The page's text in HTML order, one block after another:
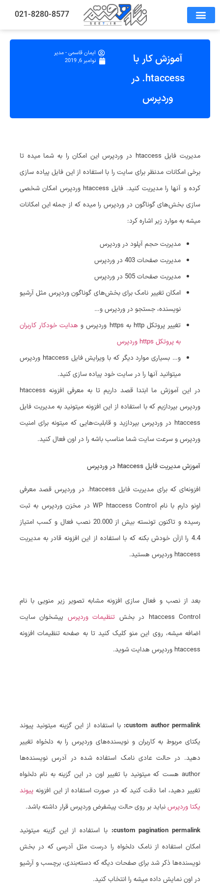
021-8280-8577
آموزش کار با
htaccess. در
وردپرس
ایمان قاسمی - مدیر
نوامبر 6, 2019
مدیریت فایل htaccess در وردپرس این امکان را به شما میده تا
برخی امکانات مدنظر برای سایت را با استفاده از این فایل پیاده سازی
کرده و آنها را مدیریت کنید. فایل htaccess وردپرس امکان شخصی
سازی بخش‌های گوناگون در وردپرس را میده که از جمله این امکانات
میشه به موارد زیر اشاره کرد:
مدیریت حجم آپلود در وردپرس
مدیریت صفحات 403 در وردپرس
مدیریت صفحات 505 در وردپرس
امکان تغییر نامک برای بخش‌های گوناگون وردپرس مثل آرشیو
نویسنده، جستجو در وردپرس و…
تغییر پروتکل http به https وردپرس و
هدایت خودکار کاربران
به پروتکل https وردپرس
و… بسیاری موارد دیگر که با ویرایش فایل htaccess وردپرس
میتوانید آنها را در سایت خود پیاده سازی کنید.
در این آموزش ما ابتدا قصد داریم تا به معرفی افزونه htaccess
وردپرس بپردازیم که با استفاده از این افزونه میتونید به مدیریت فایل
htaccess در وردپرس بپردازید و قابلیت‌هایی که میتونه برای امنیت
وردپرس و سرعت سایت شما مناسب باشه را در اون فعال کنید.
آموزش مدیریت فایل htaccess در وردپرس
افزونه‌ای که برای مدیریت فایل htaccess. در وردپرس قصد معرفی
اونو دارم با نام WP htaccess Control در مخزن وردپرس به ثبت
رسیده و تاکنون تونسته بیش از 20.000 نصب فعال و کسب امتیاز
4.4 را ازآن خودش بکنه که با استفاده از این افزونه قادر به مدیریت
htaccess وردپرس هستید.
بعد از نصب و فعال سازی افزونه مشابه تصویر زیر منویی با نام
htaccess Control در بخش
تنظیمات وردپرس پیشخوان سایت
اضافه میشه، روی این منو کلیک کنید تا به صفحه تنظیمات افزونه
htaccess وردپرس هدایت شوید.
custom author permalink: با استفاده از این گزینه میتونید پیوند
یکتای مربوط به کاربران و نویسنده‌های وردپرس را به دلخواه تغییر
دهید. در حالت عادی نامک استفاده شده در آدرس نویسنده‌ها
author هست که میتونید با تغییر اون در این گزینه به نام دلخواه
تغییر دهید، اما دقت کنید که در صورت استفاده از این افزونه پیوند
یکتا وردپرس نباید بر روی حالت پیشفرض وردپرس قرار داشته باشد.
custom pagination permalink: با استفاده از این گزینه میتونید
امکان استفاده از نامک دلخواه را درست مثل آدرسی که در بخش
نویسنده‌ها ذکر شد برای صفحات دیگه که دسته‌بندی، برچسب و آرشیو
در اون نمایش داده میشه را انتخاب کنید.